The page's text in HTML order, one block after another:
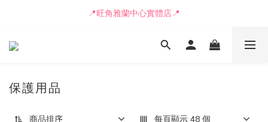
📒🖋️報價單 / 採購表格🖋️📒
📍旺角雅蘭中心實體店📍
🚛最快可即日安排貨車送到💨
保護用品
商品排序 每頁顯示 48 個